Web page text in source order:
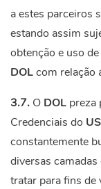
a estes parceiros
estando assim
obtenção e uso
DOLcom relação
3.7. O DOL preza
Credenciais do
constantemente
diversas
tratar para fins de